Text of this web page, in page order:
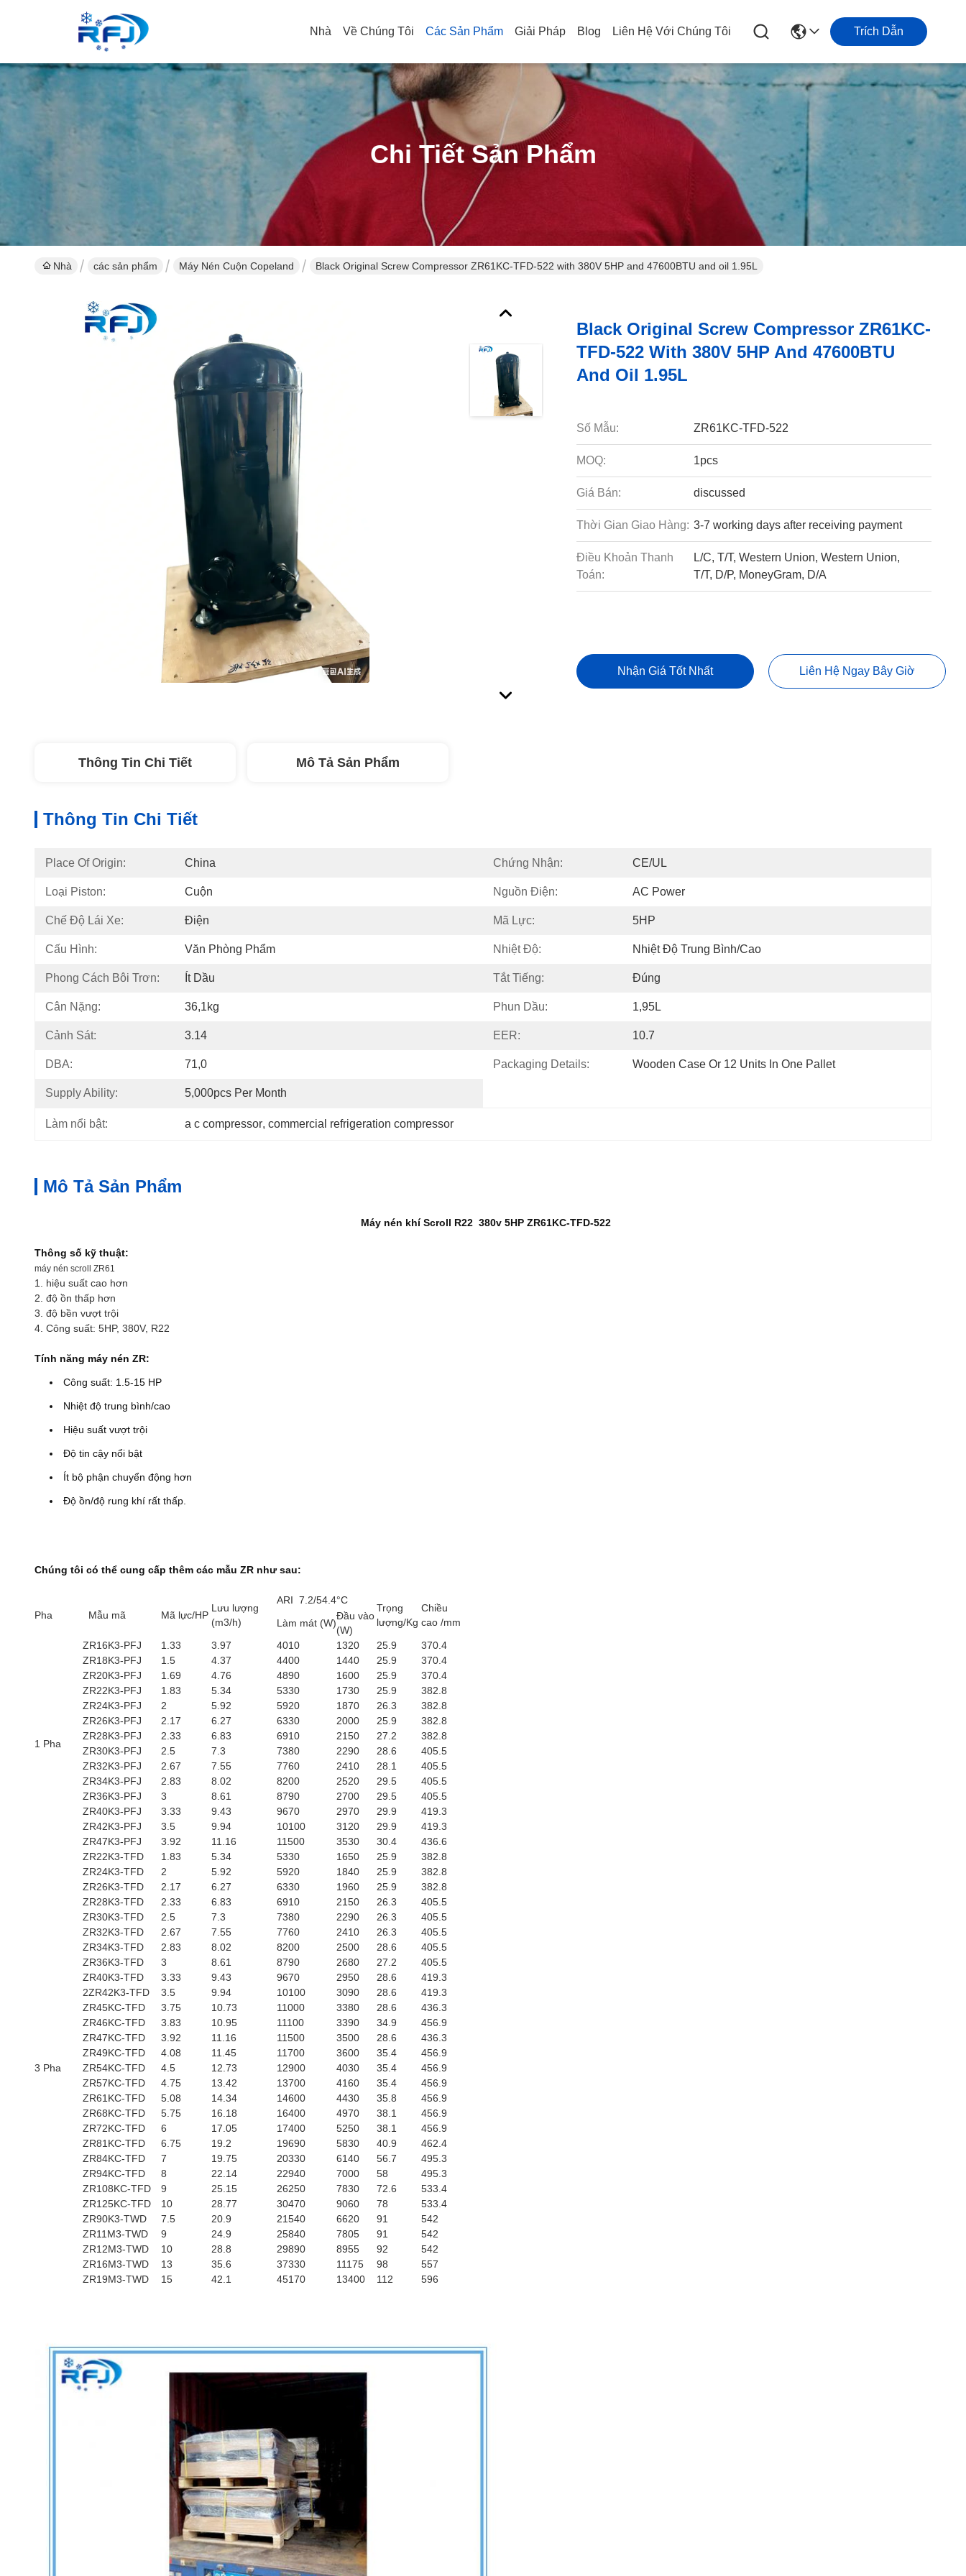
Nhà Về Chúng Tôi Các Sản Phẩm Giải Pháp Blog Liên Hệ Với Chúng Tôi Trích Dẫn
Chi Tiết Sản Phẩm
Nhà các sản phẩm Máy Nén Cuộn Copeland Black Original Screw Compressor ZR61KC-TFD-522 with 380V 5HP and 47600BTU and oil 1.95L
Black Original Screw Compressor ZR61KC-
TFD-522 With 380V 5HP And 47600BTU
And Oil 1.95L
Số Mẫu: ZR61KC-TFD-522
MOQ: 1pcs
Giá Bán: discussed
Thời Gian Giao Hàng: 3-7 working days after receiving payment
Điều Khoản Thanh
Toán:
L/C, T/T, Western Union, Western Union,
T/T, D/P, MoneyGram, D/A
Nhận Giá Tốt Nhất Liên Hệ Ngay Bây Giờ
Thông Tin Chi Tiết Mô Tả Sản Phẩm
Thông Tin Chi Tiết
Place Of Origin: China Chứng Nhận: CE/UL
Loại Piston: Cuộn Nguồn Điện: AC Power
Chế Độ Lái Xe: Điện Mã Lực: 5HP
Cấu Hình: Văn Phòng Phẩm Nhiệt Độ: Nhiệt Độ Trung Bình/cao
Phong Cách Bôi Trơn: Ít Dầu Tắt Tiếng: Đúng
Cân Nặng: 36,1kg Phun Dầu: 1,95L
Cảnh Sát: 3.14 EER: 10.7
DBA: 71,0 Packaging Details: Wooden Case Or 12 Units In One Pallet
Supply Ability: 5,000pcs Per Month
Làm nổi bật: a c compressor, commercial refrigeration compressor
Mô Tả Sản Phẩm
Máy nén khí Scroll R22 380v 5HP ZR61KC-TFD-522
Thông số kỹ thuật:
máy nén scroll ZR61
1. hiệu suất cao hơn
2. độ ồn thấp hơn
3. độ bền vượt trội
4. Công suất: 5HP, 380V, R22
Tính năng máy nén ZR:
Công suất: 1.5-15 HP
Nhiệt độ trung bình/cao
Hiệu suất vượt trội
Độ tin cậy nổi bật
Ít bộ phận chuyển động hơn
Độ ồn/độ rung khí rất thấp.
Chúng tôi có thể cung cấp thêm các mẫu ZR như sau:
Pha Mẫu mã Mã lực/HP
Lưu lượng
(m3/h)
ARI 7.2/54.4°C
Trọng
lượng/Kg
Chiều
cao /mm
Làm mát (W)
Đầu vào
(W)
1 Pha
ZR16K3-PFJ 1.33 3.97 4010 1320 25.9
370.4
ZR18K3-PFJ
1.5 4.37 4400 1440 25.9
370.4
ZR20K3-PFJ
1.69 4.76 4890 1600 25.9
370.4
ZR22K3-PFJ
1.83 5.34 5330 1730 25.9
382.8
ZR24K3-PFJ
2 5.92 5920 1870 26.3
382.8
ZR26K3-PFJ
2.17 6.27 6330 2000 25.9
382.8
ZR28K3-PFJ
2.33 6.83 6910 2150 27.2
382.8
ZR30K3-PFJ
2.5 7.3 7380 2290 28.6
405.5
ZR32K3-PFJ
2.67 7.55 7760 2410 28.1
405.5
ZR34K3-PFJ
2.83 8.02 8200 2520 29.5
405.5
ZR36K3-PFJ
3 8.61 8790 2700 29.5
405.5
ZR40K3-PFJ
3.33 9.43 9670 2970 29.9
419.3
ZR42K3-PFJ
3.5 9.94 10100 3120 29.9
419.3
ZR47K3-PFJ
3.92 11.16 11500 3530 30.4 436.6
3 Pha
ZR22K3-TFD 1.83 5.34 5330 1650 25.9
382.8
ZR24K3-TFD
2 5.92 5920 1840 25.9
382.8
ZR26K3-TFD
2.17 6.27 6330 1960 25.9
382.8
ZR28K3-TFD
2.33 6.83 6910 2150 26.3
405.5
ZR30K3-TFD
2.5 7.3 7380 2290 26.3
405.5
ZR32K3-TFD
2.67 7.55 7760 2410 26.3
405.5
ZR34K3-TFD
2.83 8.02 8200 2500 28.6
405.5
ZR36K3-TFD
3 8.61 8790 2680 27.2
405.5
ZR40K3-TFD
3.33 9.43 9670 2950 28.6
419.3
2ZR42K3-TFD
3.5 9.94 10100 3090 28.6
419.3
ZR45KC-TFD
3.75 10.73 11000 3380 28.6
436.3
ZR46KC-TFD
3.83 10.95 11100 3390 34.9
456.9
ZR47KC-TFD
3.92 11.16 11500 3500 28.6
436.3
ZR49KC-TFD
4.08 11.45 11700 3600 35.4
456.9
ZR54KC-TFD
4.5 12.73 12900 4030 35.4
456.9
ZR57KC-TFD
4.75 13.42 13700 4160 35.4
456.9
ZR61KC-TFD
5.08 14.34 14600 4430 35.8
456.9
ZR68KC-TFD
5.75 16.18 16400 4970 38.1
456.9
ZR72KC-TFD
6 17.05 17400 5250 38.1
456.9
ZR81KC-TFD
6.75 19.2 19690 5830 40.9
462.4
ZR84KC-TFD
7 19.75 20330 6140 56.7
495.3
ZR94KC-TFD
8 22.14 22940 7000 58
495.3
ZR108KC-TFD
9 25.15 26250 7830 72.6
533.4
ZR125KC-TFD
10 28.77 30470 9060 78
533.4
ZR90K3-TWD
7.5 20.9 21540 6620 91
542
ZR11M3-TWD
9 24.9 25840 7805 91
542
ZR12M3-TWD
10 28.8 29890 8955 92
542
ZR16M3-TWD
13 35.6 37330 11175 98
557
ZR19M3-TWD
15 42.1 45170 13400 112 596